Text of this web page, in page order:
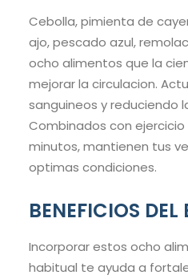
Cebolla, pimienta de
ajo, pescado azul,
ocho alimentos que la
mejorar la circulacion.
sanguineos y reduciendo
Combinados con
minutos, mantienen tus
optimas condiciones.
BENEFICIOS
Incorporar estos ocho
habitual te ayuda a